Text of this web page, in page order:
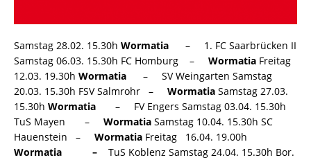
Samstag 28.02. 15.30h Wormatia
– 1. FC Saarbrücken II
Samstag 06.03. 15.30h FC Homburg – Wormatia Freitag
12.03. 19.30h Wormatia – SV Weingarten Samstag
20.03. 15.30h FSV Salmrohr – Wormatia Samstag 27.03.
15.30h Wormatia – FV Engers Samstag 03.04. 15.30h
TuS Mayen – Wormatia Samstag 10.04. 15.30h SC
Hauenstein – Wormatia Freitag 16.04. 19.00h
Wormatia – TuS Koblenz Samstag 24.04. 15.30h Bor.